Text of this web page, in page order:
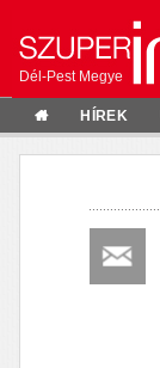
Dél-Pest Megye
HÍREK